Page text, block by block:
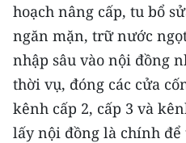
Media Pháp luật
Media Du lịch
Media Thế giới
Media Thể thao
hoạch nâng cấp, tu bổ
ngăn mặn, trữ nước
nhập sâu vào nội đồng
thời vụ, đóng các cửa
kênh cấp 2, cấp 3 và
lấy nội đồng là chính